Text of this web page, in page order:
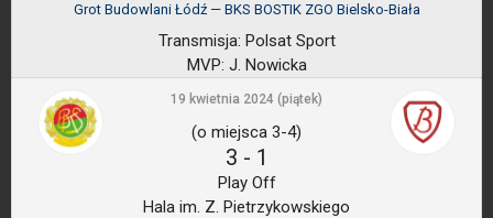
Grot Budowlani Łódź — BKS BOSTIK ZGO Bielsko-Biała
Transmisja: Polsat Sport
MVP: J. Nowicka
19 kwietnia 2024 (piątek)
(o miejsca 3-4)
3 - 1
Play Off
Hala im. Z. Pietrzykowskiego